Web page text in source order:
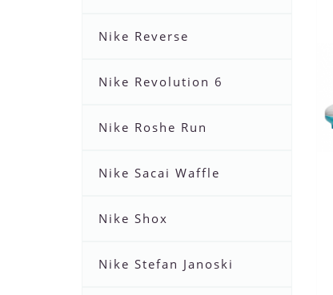
Nike Reverse
Nike Revolution 6
Nike Roshe Run
Nike Sacai Waffle
Nike Shox
Nike Stefan Janoski